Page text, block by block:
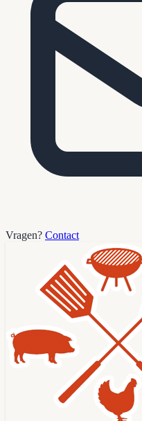
Vragen? Contact